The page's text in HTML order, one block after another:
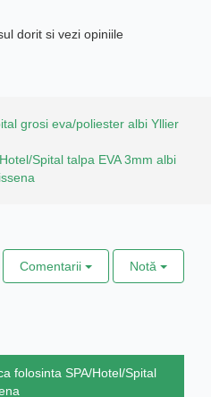
dorit si vezi opiniile
grosi eva/poliester albi Yllier
Spital talpa EVA 3mm albi
Comentarii Notă
folosinta SPA/Hotel/Spital